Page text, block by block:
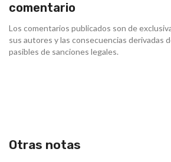
comentario
Los comentarios publicados son de
sus autores y las consecuencias derivadas
pasibles de sanciones legales.
Otras notas